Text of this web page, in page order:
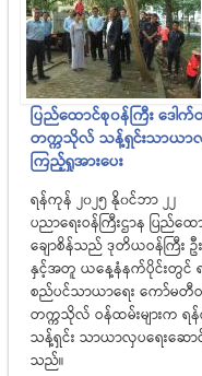
ပြည်ထောင်စု၀န်ကြီး ဒေါက်
တက္ကသိုလ် သန့်ရှင်းသာယာ
ကြည့်ရှုအားပေး
ရန်ကုန် ၂၀၂၅ နို၀င်ဘာ ၂၂
ပညာရေးဝန်ကြီးဌာန ပြည်ထေ
ချောစိန်သည် ဒုတိယဝန်ကြီး ဦး
နှင့်အတူ ယနေ့နံနက်ပိုင်းတွင်
စည်ပင်သာယာရေး ကော်မတီဝ
တက္ကသိုလ် ဝန်ထမ်းများက
သန့်ရှင်း သာယာလှပရေးဆေ
သည်။